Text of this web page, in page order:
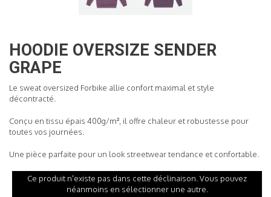
HOODIE OVERSIZE SENDER
GRAPE
Le sweat oversized Forbike allie confort maximal et style
décontracté.
Conçu en tissu épais 400g/m², il offre chaleur et robustesse pour
toutes vos journées.
Une pièce parfaite pour un look streetwear tendance et confortable.
Ce produit n'existe pas dans cette déclinaison. Vous pouvez
néanmoins en sélectionner une autre.